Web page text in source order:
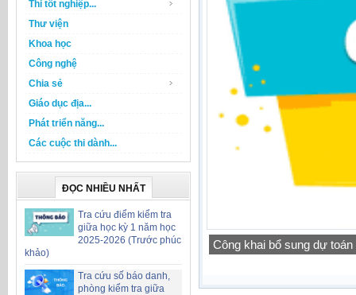
Thi tốt nghiệp...
Thư viện
Khoa học
Công nghệ
Chia sẻ
Giáo dục địa...
Phát triển năng...
Các cuộc thi dành...
ĐỌC NHIỀU NHẤT
Tra cứu điểm kiểm tra
giữa học kỳ 1 năm học
2025-2026 (Trước phúc
khảo)
Tra cứu số báo danh,
phòng kiểm tra giữa
Quyết định về việc công
năm 2026